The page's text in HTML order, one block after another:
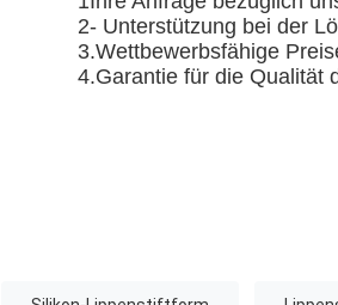
2- Unterstützung bei der
3.Wettbewerbsfähige
4.Garantie für die Qualität